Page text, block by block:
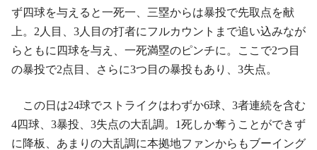
ず四球を与えると一死一、三塁からは暴投で先取点を献
上。2人目、3人目の打者にフルカウントまで追い込みなが
らともに四球を与え、一死満塁のピンチに。ここで2つ目
の暴投で2点目、さらに3つ目の暴投もあり、3失点。
この日は24球でストライクはわずか6球、3者連続を含む
4四球、3暴投、3失点の大乱調。1死しか奪うことができず
に降板、あまりの大乱調に本拠地ファンからもブーイング